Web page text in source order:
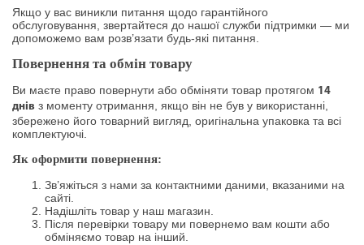
Якщо у вас виникли питання щодо гарантійного
обслуговування, звертайтеся до нашої служби підтримки — ми
допоможемо вам розв’язати будь-які питання.
Повернення та обмін товару
Ви маєте право повернути або обміняти товар протягом 14
днів з моменту отримання, якщо він не був у використанні,
збережено його товарний вигляд, оригінальна упаковка та всі
комплектуючі.
Як оформити повернення:
Зв’яжіться з нами за контактними даними, вказаними на
сайті.
Надішліть товар у наш магазин.
Після перевірки товару ми повернемо вам кошти або
обміняємо товар на інший.